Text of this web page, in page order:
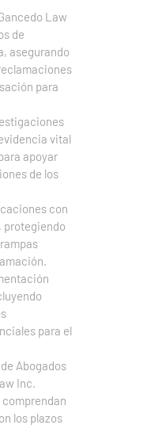
Law
de
asegurando
para
vital
apoyar
de los
con
protegiendo
para el
Abogados
Inc.
los plazos